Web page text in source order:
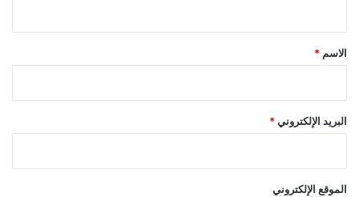
*
الاسم *
البريد الإلكتروني *
الموقع الإلكتروني